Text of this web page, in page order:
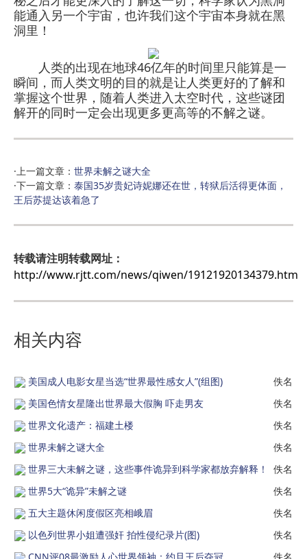
能通入另一个宇宙，也许我们这个宇宙本身就在黑
洞里！
人类的出现在地球46亿年的时间里只能算是一
瞬间，而人类文明的目的就是让人类更好的了解和
掌握这个世界，随着人类进入太空时代，这些谜团
解开的同时一定会出现更多更高等的不解之谜。
·上一篇文章： 世界未解之谜大全
·下一篇文章： 泰国35岁贵妃诗妮娜还在世，转狱后活得更体面，
王后苏提达该着急了
转载请注明转载网址：
http://www.rjtt.com/news/qiwen/19121920134379.htm
相关内容
美国成人电影女星当选“世界最性感女人”(组图)
佚名
美国色情女星隆出世界最大假胸 吓走男友
佚名
世界文化遗产：福建土楼
佚名
世界未解之谜大全
佚名
世界三大未解之谜，这些事件诡异到科学家都放弃解释！
佚名
世界5大“诡异”未解之谜
佚名
五大主题休闲度假区亮相峨眉
佚名
以色列世界小姐遭强奸 拍性侵纪录片(图)
佚名